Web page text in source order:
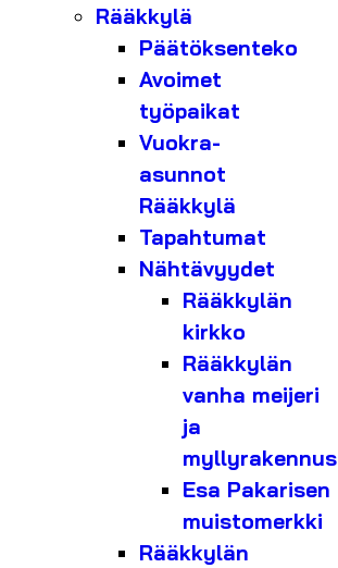
Rääkkylä
Päätöksenteko
Avoimet
työpaikat
Vuokra-
asunnot
Rääkkylä
Tapahtumat
Nähtävyydet
Rääkkylän
kirkko
Rääkkylän
vanha meijeri
ja
myllyrakennus
Esa Pakarisen
muistomerkki
Rääkkylän